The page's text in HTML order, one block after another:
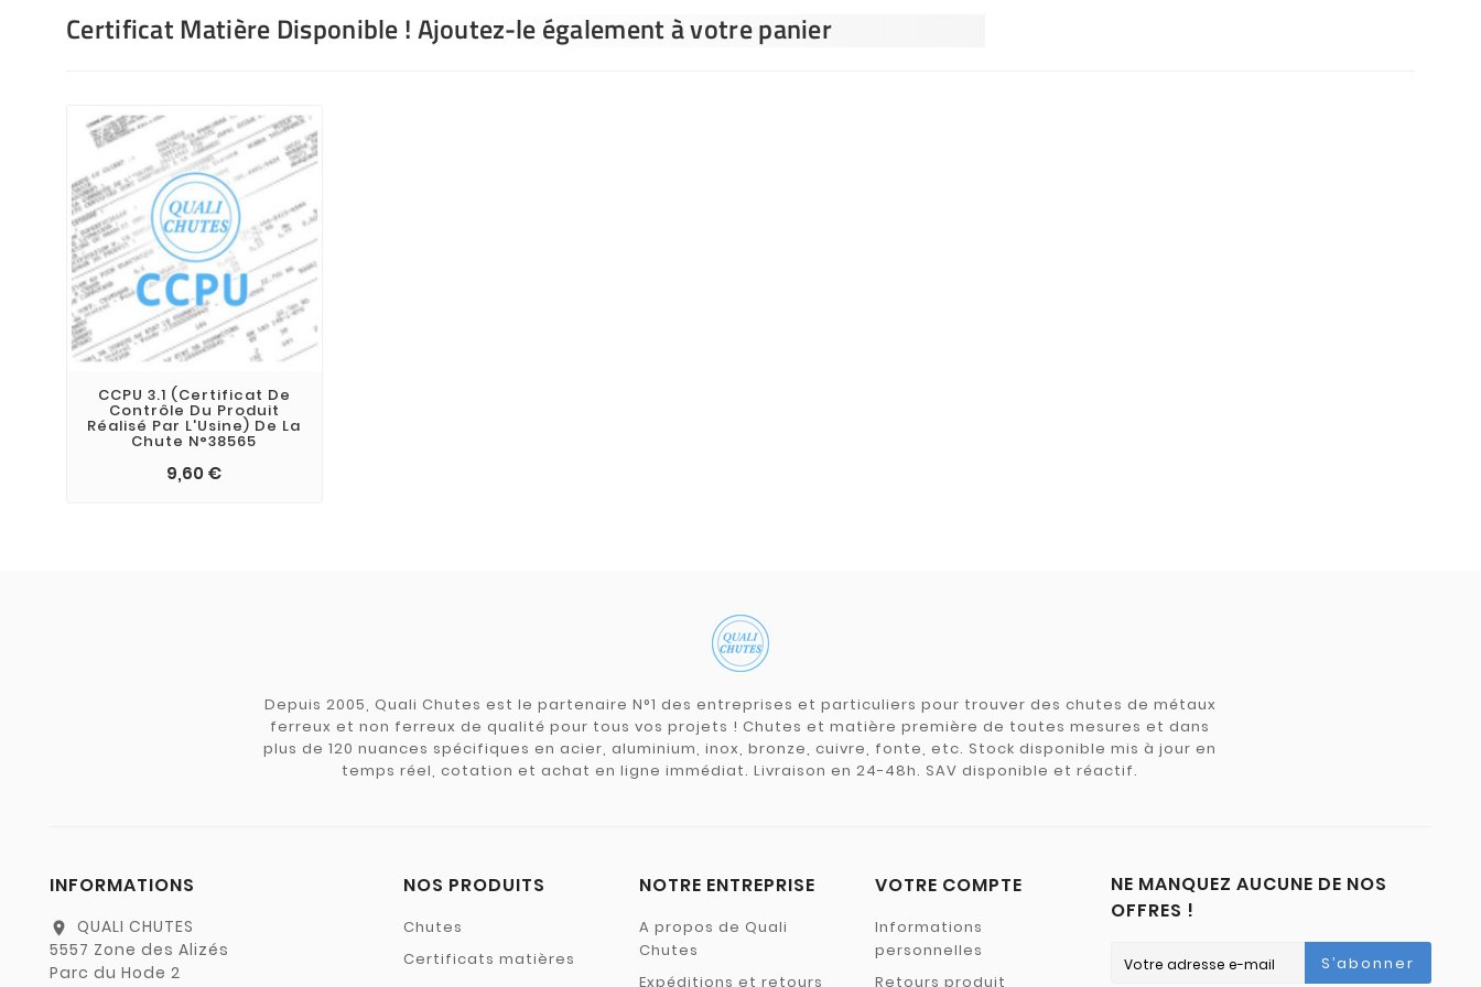
Certificat Matière Disponible ! Ajoutez-le également à votre panier
CCPU 3.1 (Certificat De
Contrôle Du Produit
Réalisé Par L'Usine) De La
Chute N°38565
9,60 €
Depuis 2005, Quali Chutes est le partenaire N°1 des entreprises et particuliers pour trouver des chutes de métaux
ferreux et non ferreux de qualité pour tous vos projets ! Chutes et matière première de toutes mesures et dans
plus de 120 nuances spécifiques en acier, aluminium, inox, bronze, cuivre, fonte, etc. Stock disponible mis à jour en
temps réel, cotation et achat en ligne immédiat. Livraison en 24-48h. SAV disponible et réactif.
INFORMATIONS
location_on
QUALI CHUTES
5557 Zone des Alizés
Parc du Hode 2
NOS PRODUITS
Chutes
Certificats matières
NOTRE ENTREPRISE
A propos de Quali
Chutes
Expéditions et retours
VOTRE COMPTE
Informations
personnelles
Retours produit
NE MANQUEZ AUCUNE DE NOS
OFFRES !
S’abonner